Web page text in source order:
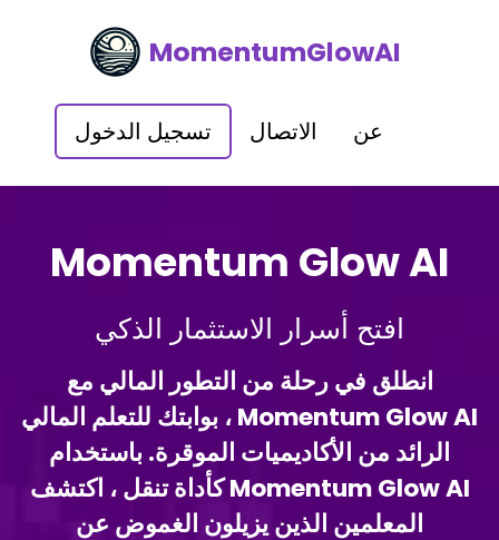
MomentumGlowAI
عن الاتصال تسجيل الدخول
Momentum Glow AI
افتح أسرار الاستثمار الذكي
انطلق في رحلة من التطور المالي مع
Momentum Glow AI ، بوابتك للتعلم المالي
الرائد من الأكاديميات الموقرة. باستخدام
Momentum Glow AI كأداة تنقل ، اكتشف
المعلمين الذين يزيلون الغموض عن